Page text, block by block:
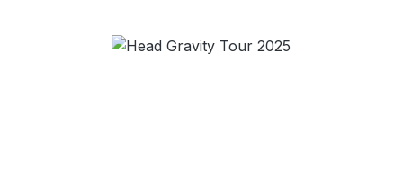
Bildergalerie überspringen